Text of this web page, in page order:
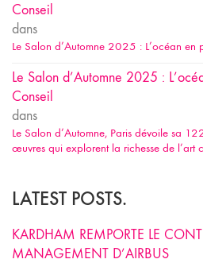
Conseil
dans
Le Salon d’Automne 2025 : L’océan en
Le Salon d’Automne 2025 :
Conseil
dans
Le Salon d’Automne, Paris dévoile sa
œuvres qui explorent la richesse de l’art
LATEST POSTS.
KARDHAM REMPORTE LE
MANAGEMENT D’AIRBUS